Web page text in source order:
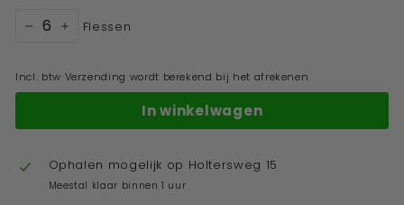
Flessen
Incl. btw Verzending wordt berekend bij het afrekenen
In winkelwagen
Ophalen mogelijk op Holtersweg 15
Meestal klaar binnen 1 uur